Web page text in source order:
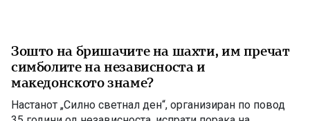
Зошто на бришачите на шахти, им пречат
симболите на независноста и
македонското знаме?
Настанот „Силно светнал ден“, организиран по повод